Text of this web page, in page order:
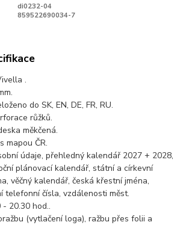
di0232-04
859522690034-7
.
do SK, EN, DE, FR, RU.
růžků.
měkčená.
mapou ČR.
údaje, přehledný kalendář 2027 + 2028,
plánovací kalendář, státní a církevní
věčný kalendář, česká křestní jména,
telefonní čísla, vzdálenosti měst.
- 20.30 hod..
(vytlačení loga), ražbu přes folii a